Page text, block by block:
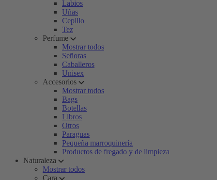
Labios
Uñas
Cepillo
Tez
Perfume
Mostrar todos
Señoras
Caballeros
Unisex
Accesorios
Mostrar todos
Bags
Botellas
Libros
Otros
Paraguas
Pequeña marroquinería
Productos de fregado y de limpieza
Naturaleza
Mostrar todos
Cara